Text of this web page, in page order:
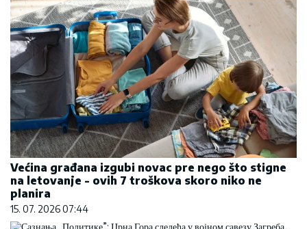
Većina građana izgubi novac pre nego što stigne
na letovanje - ovih 7 troškova skoro niko ne
planira
15. 07. 2026 07:44